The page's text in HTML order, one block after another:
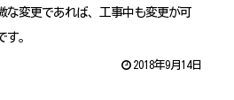
な変更であれば、工事中も変更が可
す。
2018年9月14日